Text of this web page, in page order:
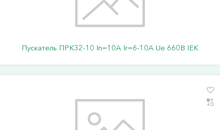
Пускатель ПРК32-10 In=10A Ir=6-10A Ue 660В IEK